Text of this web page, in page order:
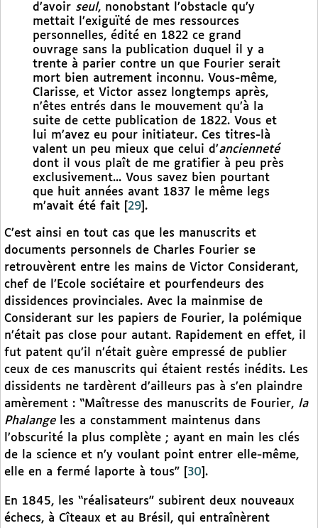
d’avoir seul, nonobstant l’obstacle qu’y
mettait l’exiguïté de mes ressources
personnelles, édité en 1822 ce grand
ouvrage sans la publication duquel il y a
trente à parier contre un que Fourier serait
mort bien autrement inconnu. Vous-même,
Clarisse, et Victor assez longtemps après,
n’êtes entrés dans le mouvement qu’à la
suite de cette publication de 1822. Vous et
lui m’avez eu pour initiateur. Ces titres-là
valent un peu mieux que celui d’ancienneté
dont il vous plaît de me gratifier à peu près
exclusivement... Vous savez bien pourtant
que huit années avant 1837 le même legs
m’avait été fait
29 .
C’est ainsi en tout cas que les manuscrits et
documents personnels de Charles Fourier se
retrouvèrent entre les mains de Victor Considerant,
chef de l’Ecole sociétaire et pourfendeurs des
dissidences provinciales. Avec la mainmise de
Considerant sur les papiers de Fourier, la polémique
n’était pas close pour autant. Rapidement en effet, il
fut patent qu’il n’était guère empressé de publier
ceux de ces manuscrits qui étaient restés inédits. Les
dissidents ne tardèrent d’ailleurs pas à s’en plaindre
amèrement : “Maîtresse des manuscrits de Fourier, la
Phalangeles a constamment maintenus dans
l’obscurité la plus complète ; ayant en main les clés
de la science et n’y voulant point entrer elle-même,
elle en a fermé laporte à tous”
30 .
En 1845, les “réalisateurs” subirent deux nouveaux
échecs, à Cîteaux et au Brésil, qui entraînèrent